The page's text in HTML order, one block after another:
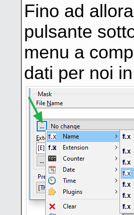
Fino ad
pulsante
menu a
dati per noi